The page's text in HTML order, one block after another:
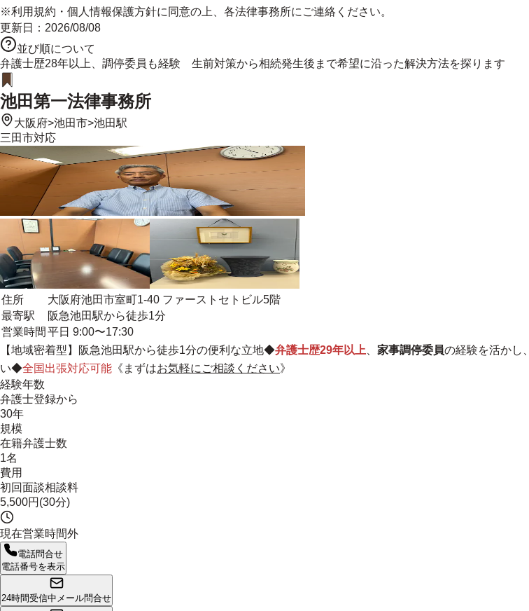
※利用規約 ・ 個人情報保護方針に同意の上、各法律事務所にご連絡ください。
更新日： 2026/08/08
並び順について
弁護士歴28年以上、調停委員も経験 生前対策から相続発生後まで希望に沿った解決方法を探ります
池田第一法律事務所
大阪府>池田市>池田駅
三田市対応
住所
大阪府池田市室町1-40 ファーストセトビル5階
最寄駅
阪急池田駅から徒歩1分
営業時間 平日 9:00〜17:30
【地域密着型 】阪急池田駅から徒歩1分の便利な立地◆弁護士歴29年以上 家事調停委員の経験を活かし、
い◆全国出張対応可能 《まずはお気軽にご相談ください》
経験年数
弁護士登録から
30年
規模
在籍弁護士数
1名
費用
初回面談相談料
5,500円(30分)
現在営業時間外
電話問合せ
電話番号を表示
24時間受信中 メール問合せ